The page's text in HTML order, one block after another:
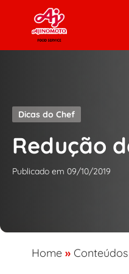
Skip to content
Dicas do Chef
Redução
Publicado em 09/10/2019
Home » Conteúdos